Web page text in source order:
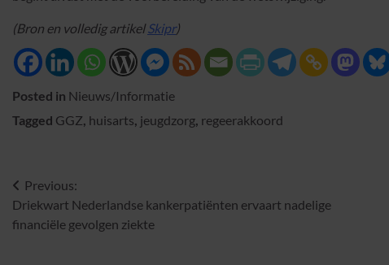
(Bron en volledig artikelSkipr)
Posted in Nieuws/Informatie
Tagged GGZ, huisarts, jeugdzorg, regeerakkoord
Bericht
navigatie
Previous:
Driekwart Nederlandse kankerpatiënten ervaart nadelige
financiële gevolgen ziekte